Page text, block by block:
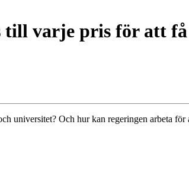
till varje pris för att få
universitet? Och hur kan regeringen arbeta